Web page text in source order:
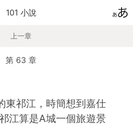
101 小說
上一章
第 63 章
東祁江，時簡想到嘉仕
江算是A城一個旅遊景